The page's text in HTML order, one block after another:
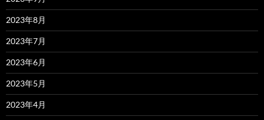
2023年8月
2023年7月
2023年6月
2023年5月
2023年4月